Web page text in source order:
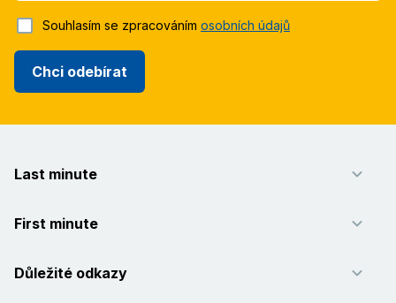
Chci odebírat
Souhlasím se zpracováním osobních údajů
Last minute
First minute
Důležité odkazy